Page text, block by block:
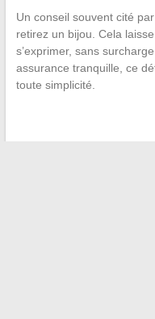
Un conseil souvent cité
retirez un bijou. Cela
s’exprimer, sans
assurance tranquille, ce
toute simplicité.